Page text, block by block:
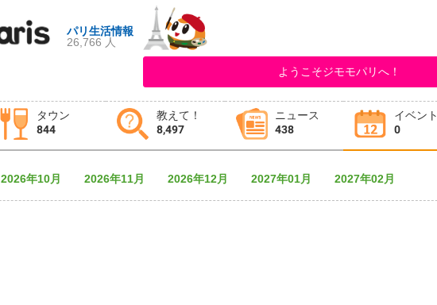
パリ生活情報
26,766 人
ようこそジモモパリへ！
タウン
844
教えて！
8,497
ニュース
438
イベント
0
2026年10月 2026年11月 2026年12月 2027年01月 2027年02月